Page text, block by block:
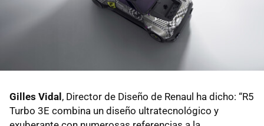
Gilles Vidal , Director de Diseño de Renaul ha dicho: “R5
Turbo 3E combina un diseño ultratecnológico y